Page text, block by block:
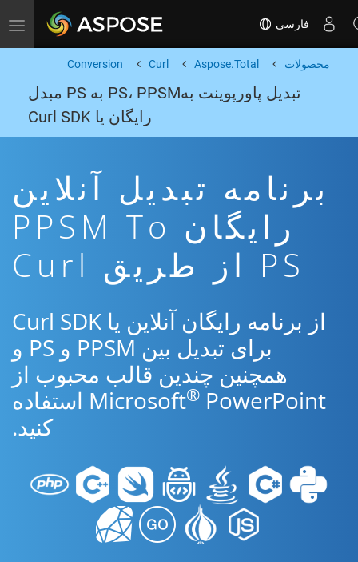
Toggle navigation فارسی
محصولات Aspose.Total
Curl
Conversion
تبدیل پاورپوینت بهPS، PPSM به PS مبدل
رایگان یا Curl SDK
برنامه تبدیل آنلاین
رایگان PPSM To
PS از طریق Curl
از برنامه رایگان آنلاین یا Curl SDK
برای تبدیل بین PPSM و PS و
همچنین چندین قالب محبوب از
Microsoft®
PowerPoint استفاده
کنید.